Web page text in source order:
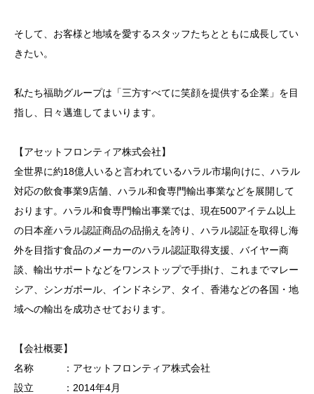
そして、お客様と地域を愛するスタッフたちとともに成長してい
きたい。
私たち福助グループは「三方すべてに笑顔を提供する企業」を目
指し、日々邁進してまいります。
【アセットフロンティア株式会社】
全世界に約18億人いると言われているハラル市場向けに、ハラル
対応の飲食事業9店舗、ハラル和食専門輸出事業などを展開して
おります。ハラル和食専門輸出事業では、現在500アイテム以上
の日本産ハラル認証商品の品揃えを誇り、ハラル認証を取得し海
外を目指す食品のメーカーのハラル認証取得支援、バイヤー商
談、輸出サポートなどをワンストップで手掛け、これまでマレー
シア、シンガポール、インドネシア、タイ、香港などの各国・地
域への輸出を成功させております。
【会社概要】
名称 ：アセットフロンティア株式会社
設立 ：2014年4月